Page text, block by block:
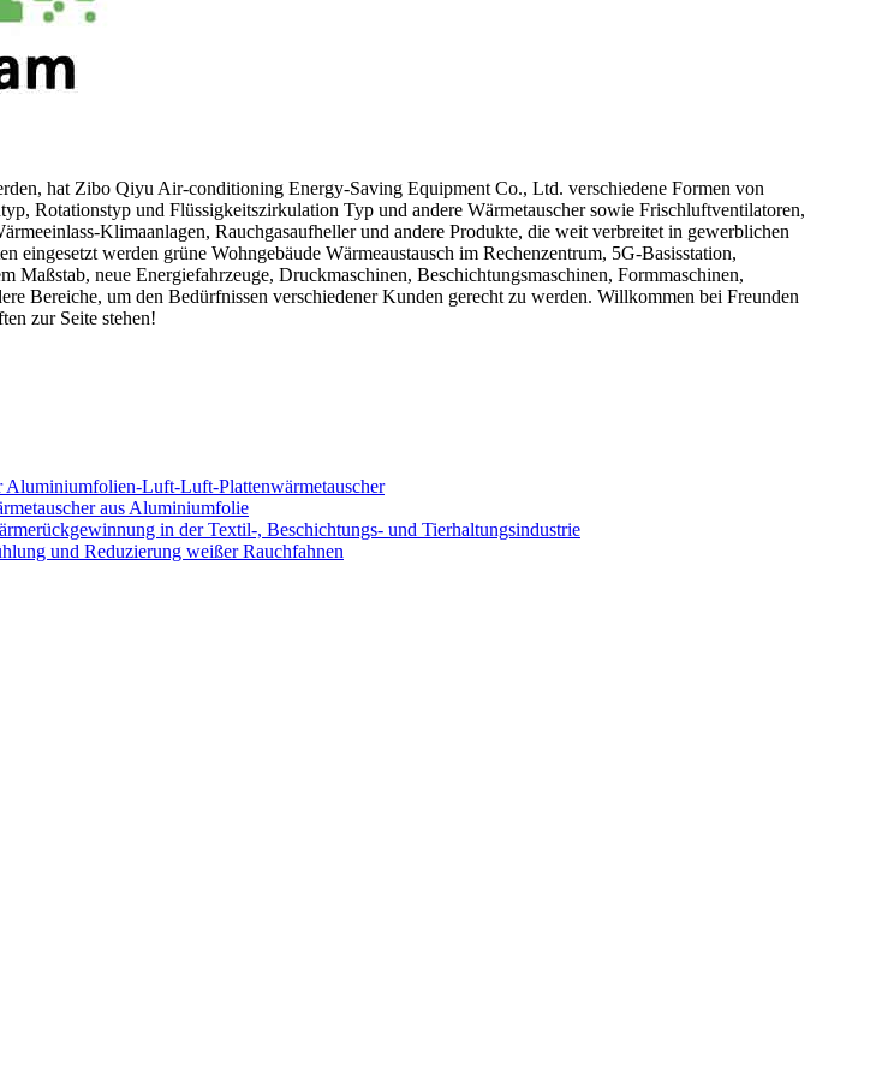
hat Zibo Qiyu Air-conditioning Energy-Saving Equipment Co., Ltd. verschiedene Formen von
Rotationstyp und Flüssigkeitszirkulation Typ und andere Wärmetauscher sowie Frischluftventilatoren,
Klimaanlagen, Rauchgasaufheller und andere Produkte, die weit verbreitet in gewerblichen
werden grüne Wohngebäude Wärmeaustausch im Rechenzentrum, 5G-Basisstation,
neue Energiefahrzeuge, Druckmaschinen, Beschichtungsmaschinen, Formmaschinen,
Bereiche, um den Bedürfnissen verschiedener Kunden gerecht zu werden. Willkommen bei Freunden
zur Seite stehen!
Luft-Luft-Plattenwärmetauscher
aus Aluminiumfolie
in der Textil-, Beschichtungs- und Tierhaltungsindustrie
und Reduzierung weißer Rauchfahnen